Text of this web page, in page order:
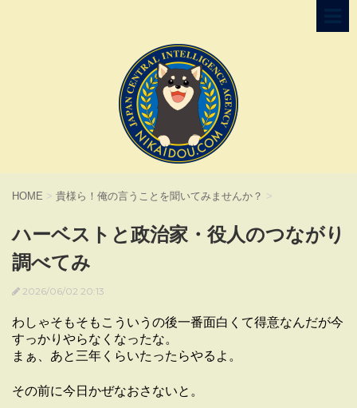
HOME > 貴様ら！俺の言うことを聞いてみませんか？ >
ハーベストと政治家・役人のつながり
調べてみ
2026/06/02 20:13
わしゃそもそもこういうの後一番面白くて得意なんだが今
すっかりやらなくなったな。
まぁ、あと三年くらいたったらやるよ。
その前に今日かぜなおさないと。